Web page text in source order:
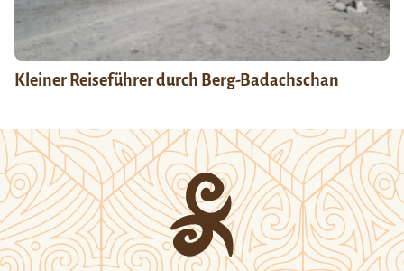
Kleiner Reiseführer durch Berg-Badachschan